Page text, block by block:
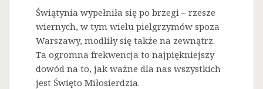
Świątynia wypełniła się po brzegi – rzesze
wiernych, w tym wielu pielgrzymów spoza
Warszawy, modliły się także na zewnątrz.
Ta ogromna frekwencja to najpiękniejszy
dowód na to, jak ważne dla nas wszystkich
jest Święto Miłosierdzia.